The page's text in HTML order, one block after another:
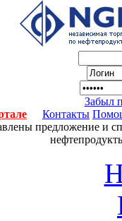
Забыл
Контакты
предложение и